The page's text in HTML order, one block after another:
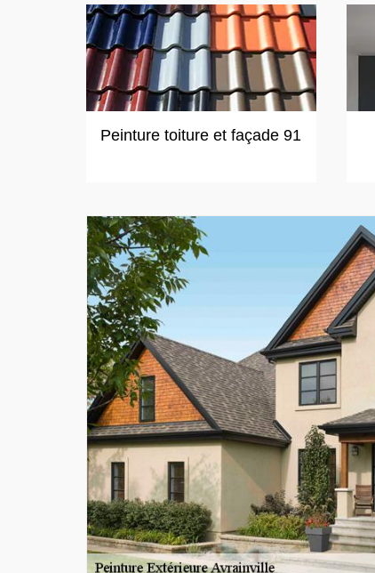
Peinture toiture et façade 91